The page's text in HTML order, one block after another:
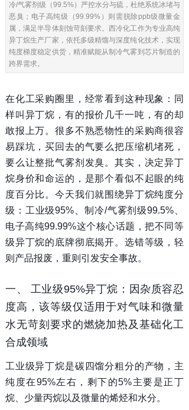
冷/气雾剂级（99.5%）严控水分与硫，杜绝系统冰堵与
恶臭；电子高纯级（99.99%）则需脱除ppb级微量金
属，满足半导体刻蚀苛刻要求。西冷化工作为专业高纯
异丁烷生产厂家，依托多级精馏与深度纯化技术，实现
纯度梯度稳定供货，精准赋能从制冷气雾到芯片制造的
跨界需求。
在化工采购圈里，经常看到这种现象：同
样叫异丁烷，有的报价几千一吨，有的却
敢报上万。很多不熟悉物性的采购商很容
易踩坑，买回去的气要么把压缩机堵死，
要么让整批气雾剂发臭。其实，决定异丁
烷身价和命运的，是那个看似不起眼的纯
度百分比。今天我们就围绕异丁烷纯度分
级：工业级95%、制冷/气雾剂级99.5%、
电子高纯99.99%这个核心话题，把不同等
级异丁烷的底牌彻底揭开。选错等级，轻
则产品报废，重则引发安全事故。
一、 工业级95%异丁烷：因杂质容忍
度高，该等级仅适用于对气味和微量
水无苛刻要求的燃烧加热及基础化工
合成领域
工业级异丁烷是碳四馏分粗分的产物，主
纯度在95%左右，剩下的5%主要是正丁
烷、少量丙烷以及微量的烯烃和水分。